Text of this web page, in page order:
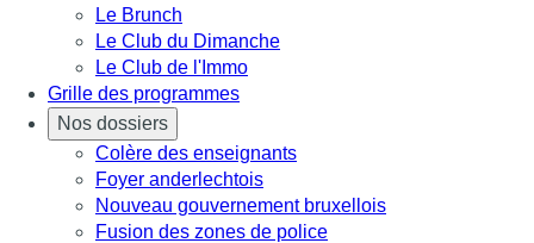
Le Brunch
Le Club du Dimanche
Le Club de l'Immo
Grille des programmes
Nos dossiers
Colère des enseignants
Foyer anderlechtois
Nouveau gouvernement bruxellois
Fusion des zones de police